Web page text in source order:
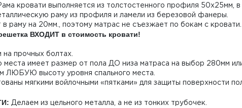
кровати выполняется из толстостенного профиля 50х25мм,
раму из профиля и ламели из березовой фанеры.
раму на 20мм., поэтому матрас не съезжает по бокам с кровати.
ВХОДИТ в стоимость кровати!
прочных болтах.
места имеет размер от пола ДО низа матраса на выбор 280мм
ЛЮБУЮ высоту уровня спального места.
мягкими войлочными «пятками» для защиты поверхности
Делаем из цельного металла, а не из тонких трубочек.